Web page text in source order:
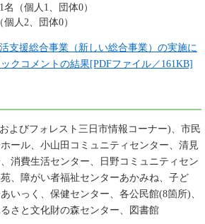
（個人1、団体0）
人2、団体0）
支援総合事業（新しい総合事業）の実施に
クコメントの結果[PDFファイル／161KB]
よびフォレスト三日市情報コーナー)、市民
ール、小山田コミュニティセンター、清見
消費生活センター、日野コミュニティセン
、障がい者福祉センターあかみね、子ど
いっく、保健センター、各公民館(8箇所)、
さと文化財の森センター、図書館